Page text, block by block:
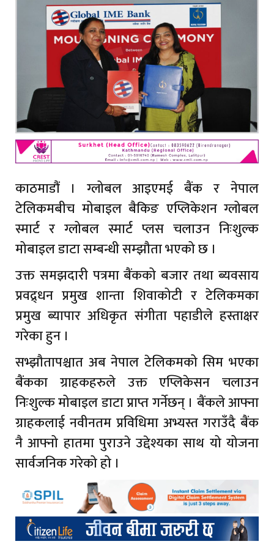
काठमाडौं । ग्लोबल आइएमई बैंक र नेपाल
टेलिकमबीच मोबाइल बैकिङ एप्लिकेशन ग्लोबल
स्मार्ट र ग्लोबल स्मार्ट प्लस चलाउन निःशुल्क
मोबाइल डाटा सम्बन्धी सम्झौता भएको छ ।
उक्त समझदारी पत्रमा बैंकको बजार तथा ब्यवसाय
प्रवद्र्धन प्रमुख शान्ता शिवाकोटी र टेलिकमका
प्रमुख ब्यापार अधिकृत संगीता पहाडीले हस्ताक्षर
गरेका हुन ।
सभ्झौतापश्चात अब नेपाल टेलिकमको सिम भएका
बैंकका ग्राहकहरुले उक्त एप्लिकेसन चलाउन
निःशुल्क मोबाइल डाटा प्राप्त गर्नेछन् । बैंकले आफ्ना
ग्राहकलाई नवीनतम प्रविधिमा अभ्यस्त गराउँदै बैंक
नै आफ्नो हातमा पुराउने उद्देश्यका साथ यो योजना
सार्वजनिक गरेको हो ।